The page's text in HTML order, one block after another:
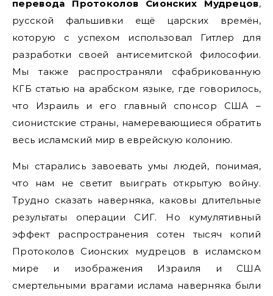
перевода Протоколов Сионских Мудрецов,
русской фальшивки ещё царских времён,
которую с успехом использовал Гитлер для
разработки своей антисемитской философии.
Мы также распространяли сфабрикованную
КГБ статью на арабском языке, где говорилось,
что Израиль и его главный спонсор США –
сионистские страны, намеревающиеся обратить
весь исламский мир в еврейскую колонию.
Мы старались завоевать умы людей, понимая,
что нам не светит выиграть открытую войну.
Трудно сказать наверняка, каковы длительные
результаты операции СИГ. Но кумулятивный
эффект распространения сотен тысяч копий
Протоколов Сионских мудрецов в исламском
мире и изображения Израиля и США
смертельными врагами ислама наверняка были